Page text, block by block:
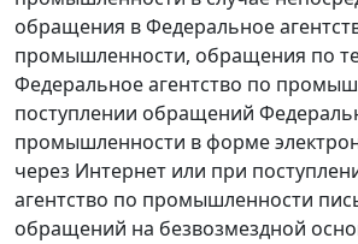
обращения в Федеральное
промышленности, обращения по
Федеральное агентство по
поступлении обращений
промышленности в форме
через Интернет или при
агентство по промышленности
обращений на безвозмездной